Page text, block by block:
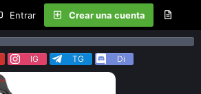
Entrar Crear una cuenta
IG TG Di